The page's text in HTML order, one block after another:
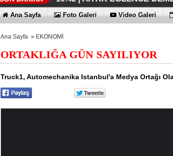
19:38 |İŞTE OYAK ÇİMENTO
19:36 |HER YÖNÜYLE
19:30 |ÜÇÜNCÜ KEZ
19:27 |HOMEPORT
SAĞLIYOR
07:09 |İŞTE O 500
Ana Sayfa Foto Galeri Video Galeri
Ana Sayfa » EKONOMİ
ORTAKLIĞA GÜN SAYILIYOR
Truck1, Automechanika Istanbul'a Medya Ortağı